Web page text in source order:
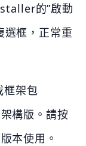
的”啟動
選框，正常重
架包
構版。請按
本使用。